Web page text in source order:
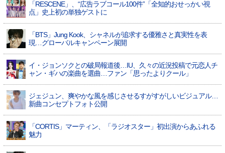
「RESCENE」、“広告ラブコール100件”「全知的おせっかい視
点」史上初の単独ゲストに
「BTS」Jung Kook、シャネルが追求する優雅さと真実性を表
現…グローバルキャンペーン展開
イ・ジョンソクとの破局報道後…IU、久々の近況投稿で元恋人チ
ャン・ギハの楽曲を選曲…ファン「思ったよりクール」
ジェジュン、爽やかな風を感じさせるすがすがしいビジュアル…
新曲コンセプトフォト公開
「CORTIS」マーティン、「ラジオスター」初出演からあふれる
魅力